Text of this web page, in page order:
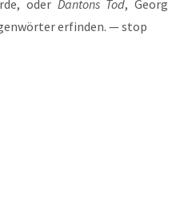
oder Dan­tons Tod, Georg
erfin­den. — stop